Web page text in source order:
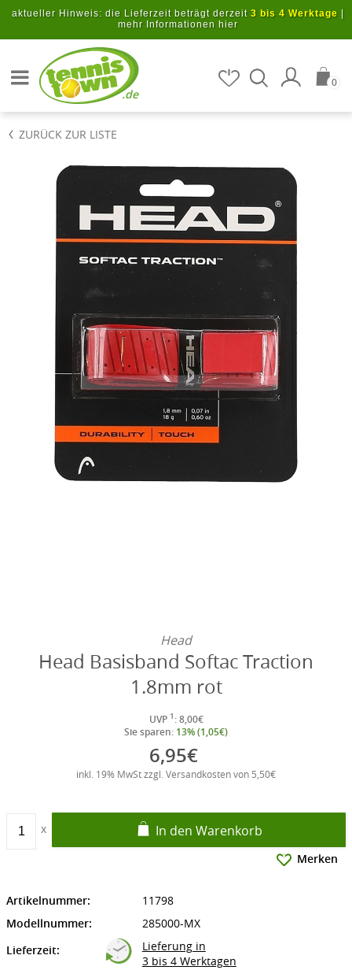
Zum Hauptinhalt springen
aktueller Hinweis: die Lieferzeit beträgt derzeit 3 bis 4 Werktage
mehr Informationen hier
.de
0
ZURÜCK ZUR LISTE
Head
Head Basisband Softac Traction
1.8mm rot
UVP 1 : 8,00€
Sie sparen: 13% (1,05€)
6,95€
inkl. 19% MwSt zzgl. Versandkosten von 5,50€
In den Warenkorb
Merken
Artikelnummer:
11798
Modellnummer:
285000-MX
Lieferzeit:
Lieferung in
3 bis 4 Werktagen